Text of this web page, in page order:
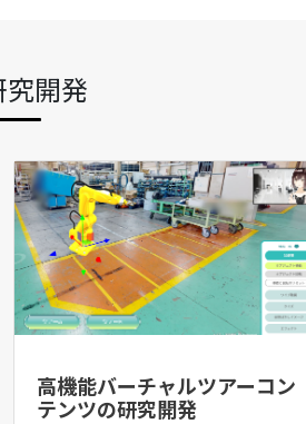
開発
高機能バーチャルツアーコン
テンツの研究開発